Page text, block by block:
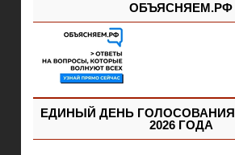
ОБЪЯСНЯЕМ.РФ
ЕДИНЫЙ ДЕНЬ ГОЛОСОВАНИЯ
2026 ГОДА